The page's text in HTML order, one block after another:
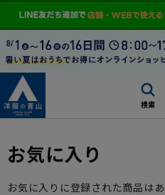
検索
お気に入り
お気に入りに登録された商品はあ